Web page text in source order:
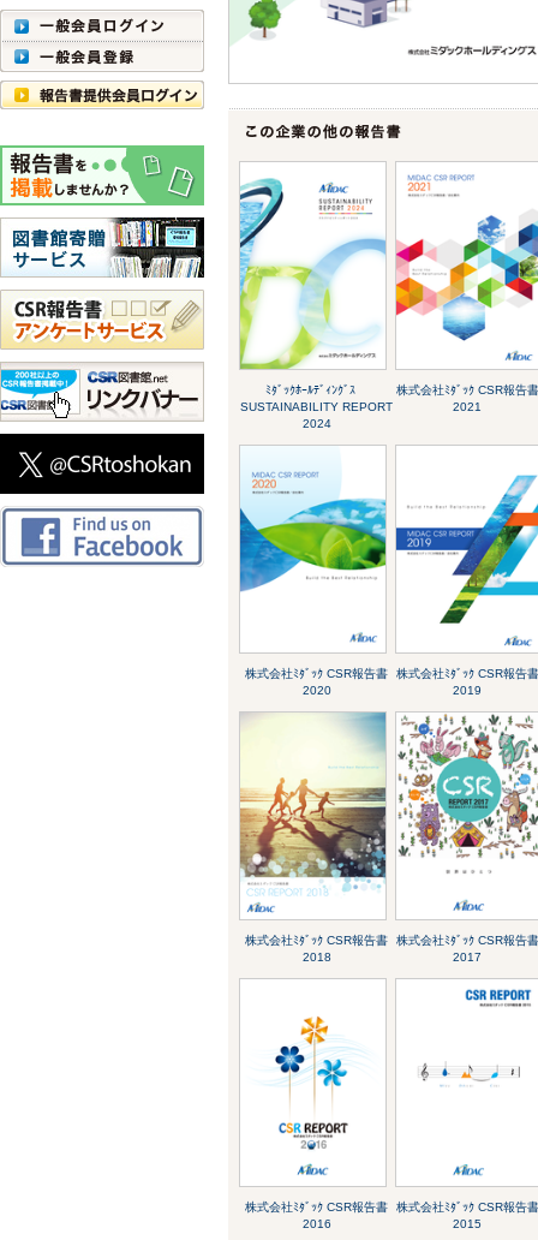
ﾐﾀﾞｯｸﾎｰﾙﾃﾞｨﾝｸﾞｽ
SUSTAINABILITY REPORT
2024
株式会社ﾐﾀﾞｯｸ CSR報告書
2021
株式会社ﾐﾀﾞｯｸ CSR報告書
2020
株式会社ﾐﾀﾞｯｸ CSR報告書
2019
株式会社ﾐﾀﾞｯｸ CSR報告書
2018
株式会社ﾐﾀﾞｯｸ CSR報告書
2017
株式会社ﾐﾀﾞｯｸ CSR報告書
2016
株式会社ﾐﾀﾞｯｸ CSR報告書
2015